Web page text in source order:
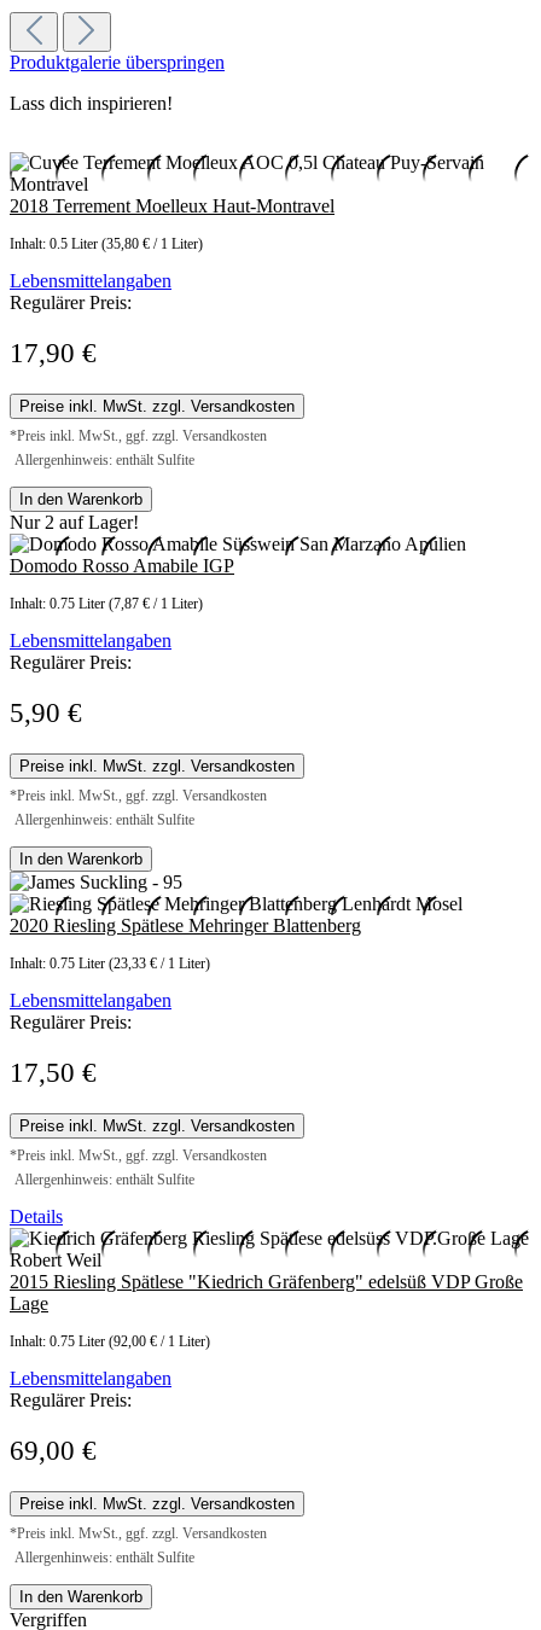
Produktgalerie überspringen
Lass dich inspirieren!
2018 Terrement Moelleux Haut-Montravel
Inhalt: 0.5 Liter (35,80 € / 1 Liter)
Lebensmittelangaben
Regulärer Preis:
17,90 €
Preise inkl. MwSt. zzgl. Versandkosten
*Preis inkl. MwSt., ggf. zzgl. Versandkosten
Allergenhinweis: enthält Sulfite
In den Warenkorb
Nur 2 auf Lager!
Domodo Rosso Amabile IGP
Inhalt: 0.75 Liter (7,87 € / 1 Liter)
Lebensmittelangaben
Regulärer Preis:
5,90 €
Preise inkl. MwSt. zzgl. Versandkosten
*Preis inkl. MwSt., ggf. zzgl. Versandkosten
Allergenhinweis: enthält Sulfite
In den Warenkorb
2020 Riesling Spätlese Mehringer Blattenberg
Inhalt: 0.75 Liter (23,33 € / 1 Liter)
Lebensmittelangaben
Regulärer Preis:
17,50 €
Preise inkl. MwSt. zzgl. Versandkosten
*Preis inkl. MwSt., ggf. zzgl. Versandkosten
Allergenhinweis: enthält Sulfite
Details
2015 Riesling Spätlese "Kiedrich Gräfenberg" edelsüß VDP Große
Lage
Inhalt: 0.75 Liter (92,00 € / 1 Liter)
Lebensmittelangaben
Regulärer Preis:
69,00 €
Preise inkl. MwSt. zzgl. Versandkosten
*Preis inkl. MwSt., ggf. zzgl. Versandkosten
Allergenhinweis: enthält Sulfite
In den Warenkorb
Vergriffen